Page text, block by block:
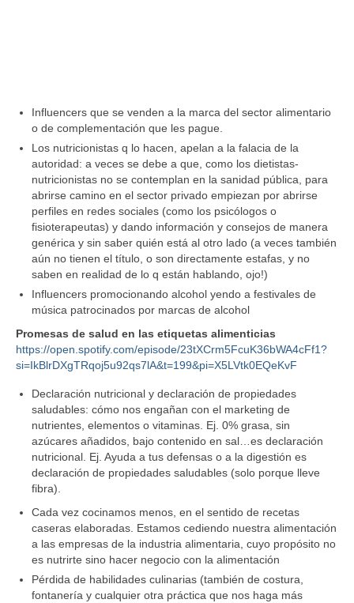
Influencers que se venden a la marca del sector alimentario
o de complementación que les pague.
Los nutricionistas q lo hacen, apelan a la falacia de la
autoridad: a veces se debe a que, como los dietistas-
nutricionistas no se contemplan en la sanidad pública, para
abrirse camino en el sector privado empiezan por abrirse
perfiles en redes sociales (como los psicólogos o
fisioterapeutas) y dando información y consejos de manera
genérica y sin saber quién está al otro lado (a veces también
aún no tienen el título, o son directamente estafas, y no
saben en realidad de lo q están hablando, ojo!)
Influencers promocionando alcohol yendo a festivales de
música patrocinados por marcas de alcohol
Promesas de salud en las etiquetas alimenticias
https://open.spotify.com/episode/23tXCrm5FcuK36bWA4cFf1?
si=IkBlrDXgTRqoj5u92qs7lA&t=199&pi=X5LVtk0EQeKvF
Declaración nutricional y declaración de propiedades
saludables: cómo nos engañan con el marketing de
nutrientes, elementos o vitaminas. Ej. 0% grasa, sin
azúcares añadidos, bajo contenido en sal…es declaración
nutricional. Ej. Ayuda a tus defensas o a la digestión es
declaración de propiedades saludables (solo porque lleve
fibra).
Cada vez cocinamos menos, en el sentido de recetas
caseras elaboradas. Estamos cediendo nuestra alimentación
a las empresas de la industria alimentaria, cuyo propósito no
es nutrirte sino hacer negocio con la alimentación
Pérdida de habilidades culinarias (también de costura,
fontanería y cualquier otra práctica que nos haga más